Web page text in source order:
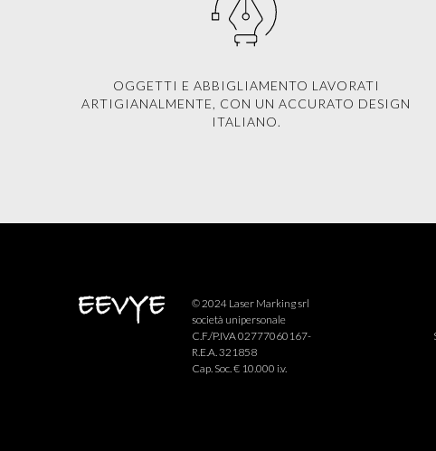
OGGETTI E ABBIGLIAMENTO LAVORATI
ARTIGIANALMENTE, CON UN ACCURATO DESIGN
ITALIANO.
© 2024 Laser Marking srl
società unipersonale
C.F./P.IVA 02777060167-
R.E.A. 321858
Cap. Soc. € 10.000 i.v.